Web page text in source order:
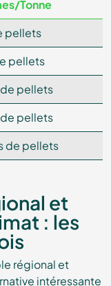
Tonne
pellets
pellets
pellets
pellets
de pellets
et
: les
régional et
intéressante